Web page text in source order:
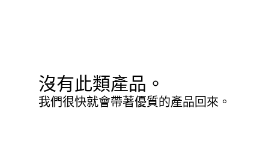
沒有此類產品。
我們很快就會帶著優質的產品回來。